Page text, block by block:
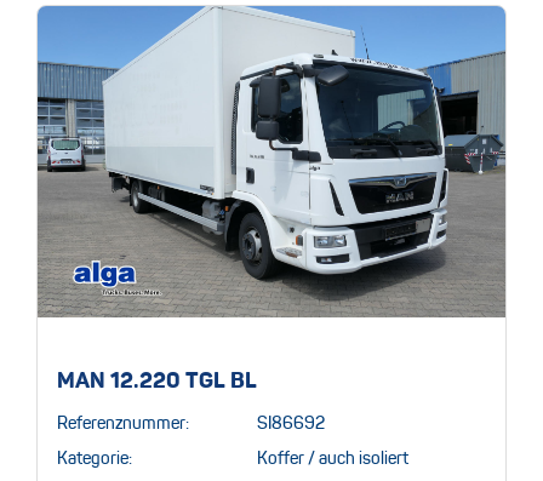
MAN 12.220 TGL BL
Referenznummer: SI86692
Kategorie: Koffer / auch isoliert